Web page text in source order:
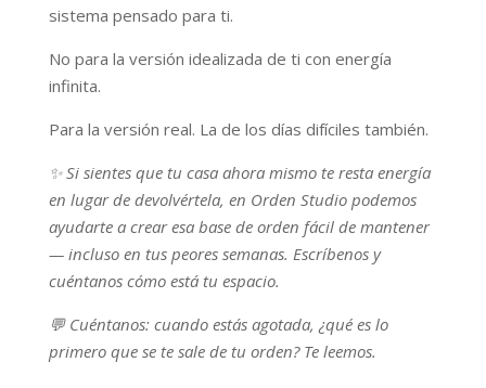
sistema pensado para ti.
No para la versión idealizada de ti con energía
infinita.
Para la versión real. La de los días difíciles también.
✨ Si sientes que tu casa ahora mismo te resta energía
en lugar de devolvértela, en Orden Studio podemos
ayudarte a crear esa base de orden fácil de mantener
— incluso en tus peores semanas. Escríbenos y
cuéntanos cómo está tu espacio.
💬 Cuéntanos: cuando estás agotada, ¿qué es lo
primero que se te sale de tu orden? Te leemos.